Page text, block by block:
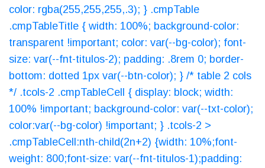
color: rgba(255,255,255,.3); } .cmpTable
.cmpTableTitle { width: 100%; background-color:
transparent !important; color: var(--bg-color); font-
size: var(--fnt-titulos-2); padding: .8rem 0; border-
bottom: dotted 1px var(--btn-color); } /* table 2 cols
*/ .tcols-2 .cmpTableCell { display: block; width:
100% !important; background-color: var(--txt-color);
color:var(--bg-color) !important; } .tcols-2 >
.cmpTableCell:nth-child(2n+2) {width: 10%;font-
weight: 800;font-size: var(--fnt-titulos-1);padding: